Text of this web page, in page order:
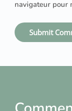
navigateur pour